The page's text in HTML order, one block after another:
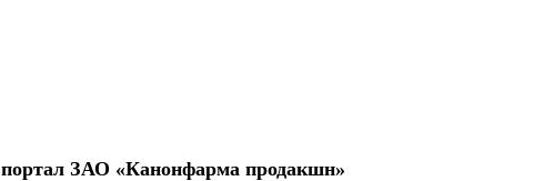
ЗАО «Канонфарма продакшн»